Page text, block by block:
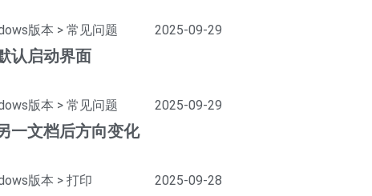
版本 > 常见问题 2025-09-29
认启动界面
版本 > 常见问题 2025-09-29
一文档后方向变化
版本 > 打印 2025-09-28